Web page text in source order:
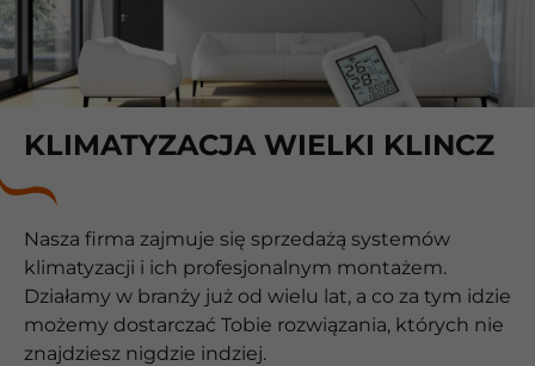
KLIMATYZACJA WIELKI KLINCZ
Nasza firma zajmuje się sprzedażą systemów
klimatyzacji i ich profesjonalnym montażem.
Działamy w branży już od wielu lat, a co za tym idzie
możemy dostarczać Tobie rozwiązania, których nie
znajdziesz nigdzie indziej.